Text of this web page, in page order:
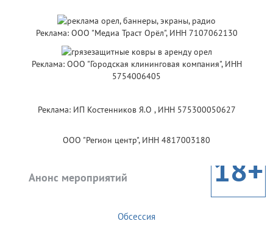
Реклама: ООО "Медиа Траст Орёл", ИНН 7107062130
Реклама: ООО "Городская клининговая компания", ИНН
5754006405
Реклама: ИП Костенников Я.О , ИНН 575300050627
ООО "Регион центр", ИНН 4817003180
Анонс мероприятий 18+
Обсессия